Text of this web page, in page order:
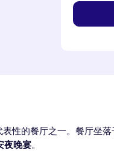
表性的餐厅之一。餐厅坐
夜晚宴。